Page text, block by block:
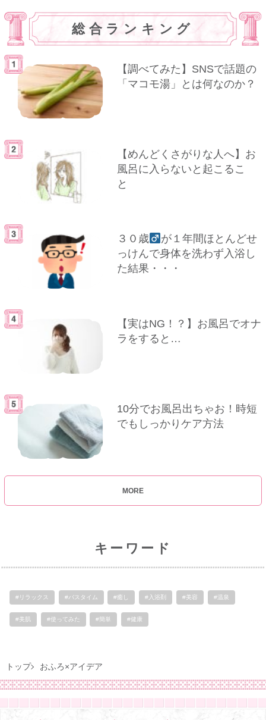
総合ランキング
【調べてみた】SNSで話題の
「マコモ湯」とは何なのか？
【めんどくさがりな人へ】お
風呂に入らないと起こるこ
と
３０歳
が１年間ほとんどせ
っけんで身体を洗わず入浴し
た結果・・・
【実はNG！？】お風呂でオナ
ラをすると…
10分でお風呂出ちゃお！時短
でもしっかりケア方法
MORE
キーワード
#リラックス #バスタイム #癒し #入浴剤 #美容 #温泉
#美肌 #使ってみた #簡単 #健康
トップ おふろ×アイデア